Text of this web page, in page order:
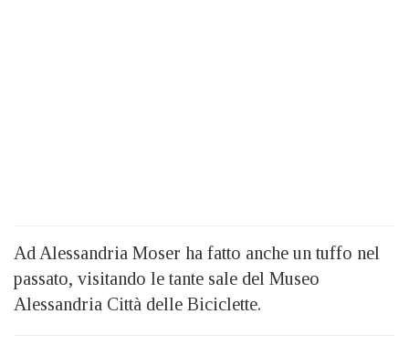
Ad Alessandria Moser ha fatto anche un tuffo nel
passato, visitando le tante sale del Museo
Alessandria Città delle Biciclette.